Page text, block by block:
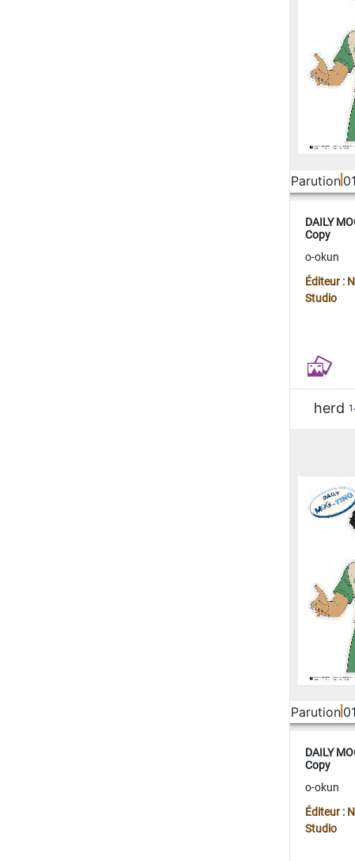
Parution
DAILY
Copy
o-okun
Éditeur :
Studio
herd
Parution
DAILY
Copy
o-okun
Éditeur :
Studio